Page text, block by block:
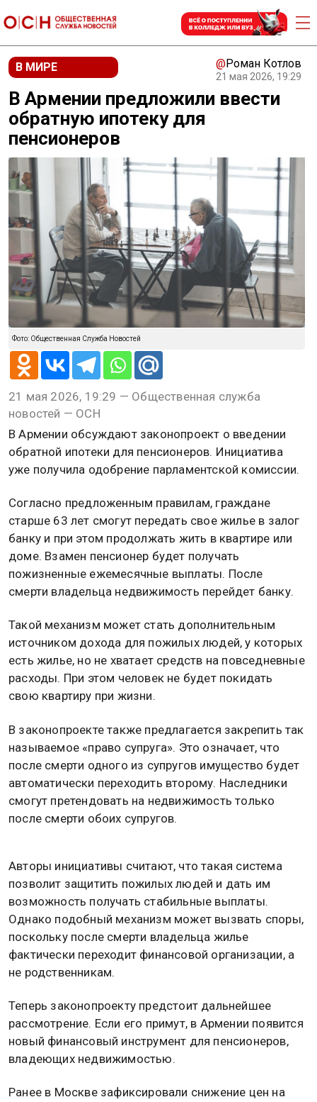
В МИРЕ @Роман Котлов
21 мая 2026, 19:29
В Армении предложили ввести
обратную ипотеку для
пенсионеров
Фото: Общественная Служба Новостей
21 мая 2026, 19:29 — Общественная служба
новостей — ОСН
В Армении обсуждают законопроект о введении
обратной ипотеки для пенсионеров. Инициатива
уже получила одобрение парламентской комиссии.
Согласно предложенным правилам, граждане
старше 63 лет смогут передать свое жилье в залог
банку и при этом продолжать жить в квартире или
доме. Взамен пенсионер будет получать
пожизненные ежемесячные выплаты. После
смерти владельца недвижимость перейдет банку.
Такой механизм может стать дополнительным
источником дохода для пожилых людей, у которых
есть жилье, но не хватает средств на повседневные
расходы. При этом человек не будет покидать
свою квартиру при жизни.
В законопроекте также предлагается закрепить так
называемое «право супруга». Это означает, что
после смерти одного из супругов имущество будет
автоматически переходить второму. Наследники
смогут претендовать на недвижимость только
после смерти обоих супругов.
Авторы инициативы считают, что такая система
позволит защитить пожилых людей и дать им
возможность получать стабильные выплаты.
Однако подобный механизм может вызвать споры,
поскольку после смерти владельца жилье
фактически переходит финансовой организации, а
не родственникам.
Теперь законопроекту предстоит дальнейшее
рассмотрение. Если его примут, в Армении появится
новый финансовый инструмент для пенсионеров,
владеющих недвижимостью.
Ранее в Москве зафиксировали снижение цен на